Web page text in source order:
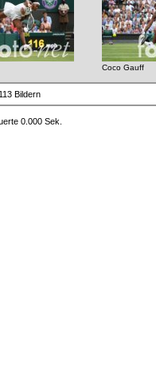
Coco Gauff
Bildern
0.000 Sek.